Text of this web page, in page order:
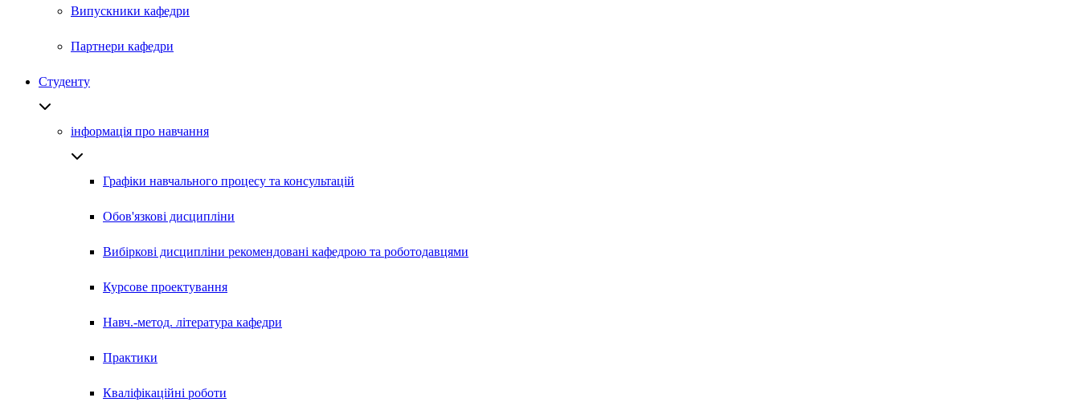
Випускники кафедри
Партнери кафедри
Студенту
інформація про навчання
Графіки навчального процесу та консультацій
Обов'язкові дисципліни
Вибіркові дисципліни рекомендовані кафедрою та роботодавцями
Курсове проектування
Навч.-метод. література кафедри
Практики
Кваліфікаційні роботи